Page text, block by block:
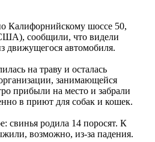
Калифорнийскому шоссе 50,
сообщили, что видели
автомобиля.
на траву и осталась
занимающейся
прибыли на место и забрали
в приют для собак и кошек.
свинья родила 14 поросят. К
возможно, из-за падения.